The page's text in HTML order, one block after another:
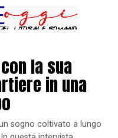
la sua
in una
sogno coltivato a lungo